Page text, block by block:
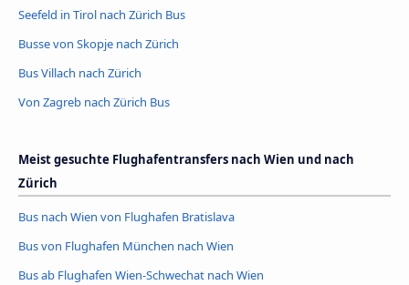
Seefeld in Tirol nach Zürich Bus
Busse von Skopje nach Zürich
Bus Villach nach Zürich
Von Zagreb nach Zürich Bus
Meist gesuchte Flughafentransfers nach Wien und nach
Zürich
Bus nach Wien von Flughafen Bratislava
Bus von Flughafen München nach Wien
Bus ab Flughafen Wien-Schwechat nach Wien